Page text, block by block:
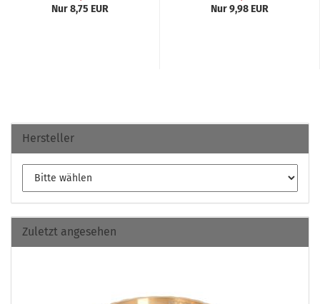
Nur 8,75 EUR
Nur 9,98 EUR
Hersteller
Zuletzt angesehen